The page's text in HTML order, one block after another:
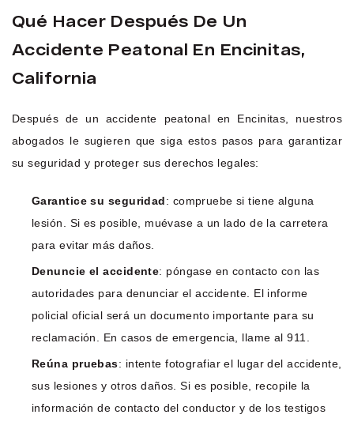
Qué Hacer Después De Un
Accidente Peatonal En Encinitas,
California
Después de un accidente peatonal en Encinitas, nuestros
abogados le sugieren que siga estos pasos para garantizar
su seguridad y proteger sus derechos legales:
Garantice su seguridad: compruebe si tiene alguna
lesión. Si es posible, muévase a un lado de la carretera
para evitar más daños.
Denuncie el accidente: póngase en contacto con las
autoridades para denunciar el accidente. El informe
policial oficial será un documento importante para su
reclamación. En casos de emergencia, llame al 911.
Reúna pruebas: intente fotografiar el lugar del accidente,
sus lesiones y otros daños. Si es posible, recopile la
información de contacto del conductor y de los testigos